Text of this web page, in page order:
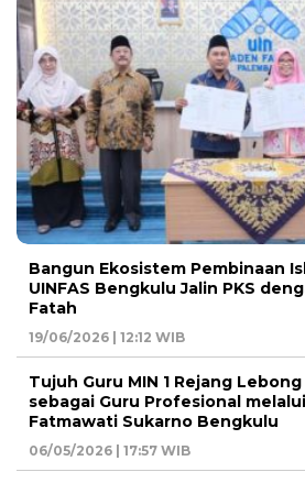
Bangun Ekosistem Pembinaan
UINFAS Bengkulu Jalin PKS
Fatah
19/06/2026 | 12:12 WIB
Tujuh Guru MIN 1 Rejang
sebagai Guru Profesional melalui
Fatmawati Sukarno Bengkulu
06/05/2026 | 17:57 WIB